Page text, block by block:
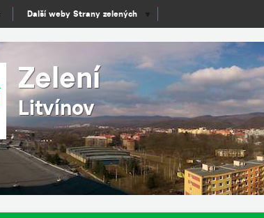
Zelení
Litvínov
Další weby Strany zelených ▼